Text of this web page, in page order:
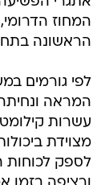
המחוז
הראשונה
לפי גורמים
המראה
עשרות
מצוידת
לספק